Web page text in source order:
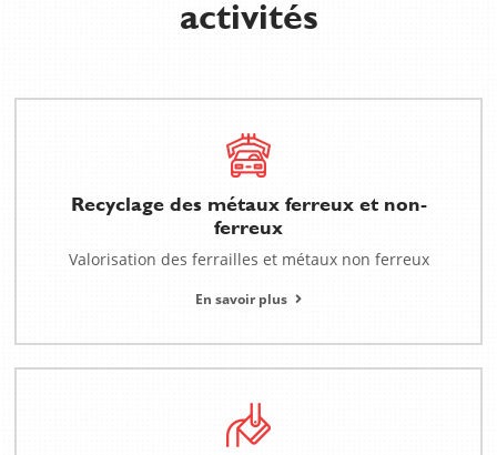
activités
Recyclage des métaux ferreux et non-
ferreux
Valorisation des ferrailles et métaux non ferreux
En savoir plus